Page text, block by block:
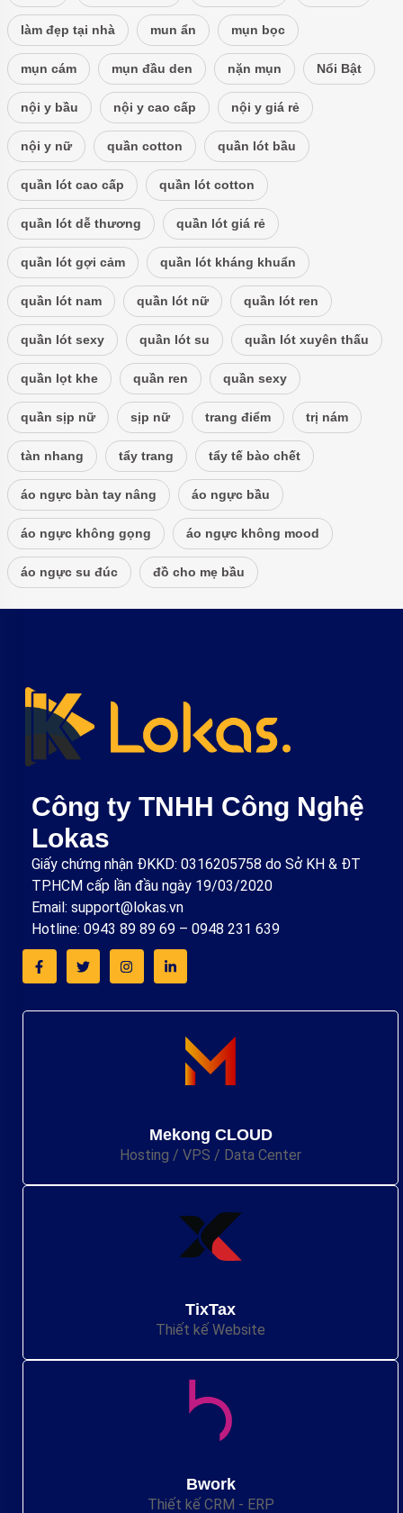
làm đẹp tại nhà mun ẩn mụn bọc
mụn cám mụn đầu den nặn mụn Nổi Bật
nội y bầu nội y cao cấp nội y giá rẻ
nội y nữ quần cotton quần lót bầu
quần lót cao cấp quần lót cotton
quần lót dễ thương quần lót giá rẻ
quần lót gợi cảm quần lót kháng khuẩn
quần lót nam quần lót nữ quần lót ren
quần lót sexy quần lót su quần lót xuyên thấu
quần lọt khe quần ren quần sexy
quần sịp nữ sịp nữ trang điểm trị nám
tàn nhang tẩy trang tẩy tế bào chết
áo ngực bàn tay nâng áo ngực bầu
áo ngực không gọng áo ngực không mood
áo ngực su đúc đồ cho mẹ bầu
Công ty TNHH Công Nghệ
Lokas
Giấy chứng nhận ĐKKD: 0316205758 do Sở KH & ĐT
TP.HCM cấp lần đầu ngày 19/03/2020
Email: support@lokas.vn
Hotline: 0943 89 89 69 – 0948 231 639
Mekong CLOUD
Hosting / VPS / Data Center
TixTax
Thiết kế Website
Bwork
Thiết kế CRM - ERP